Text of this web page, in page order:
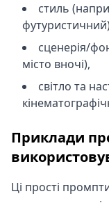
стиль
сценерія/
місто вночі),
світло та
Приклади
Ці прості